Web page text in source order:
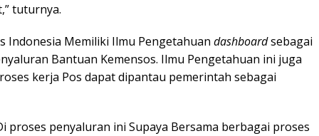
tuturnya.
Indonesia Memiliki Ilmu Pengetahuan dashboardsebagai
Bantuan Kemensos. Ilmu Pengetahuan ini juga
kerja Pos dapat dipantau pemerintah sebagai
proses penyaluran ini Supaya Bersama berbagai proses